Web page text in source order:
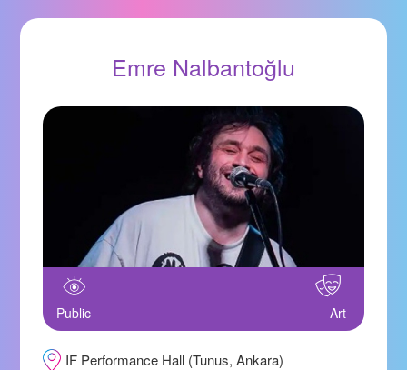
Emre Nalbantoğlu
Public Art
IF Performance Hall (Tunus, Ankara)